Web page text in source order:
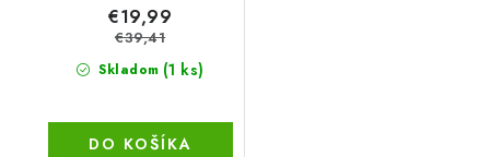
Skladom (1 ks)
€19,99
€39,41
DO KOŠÍKA